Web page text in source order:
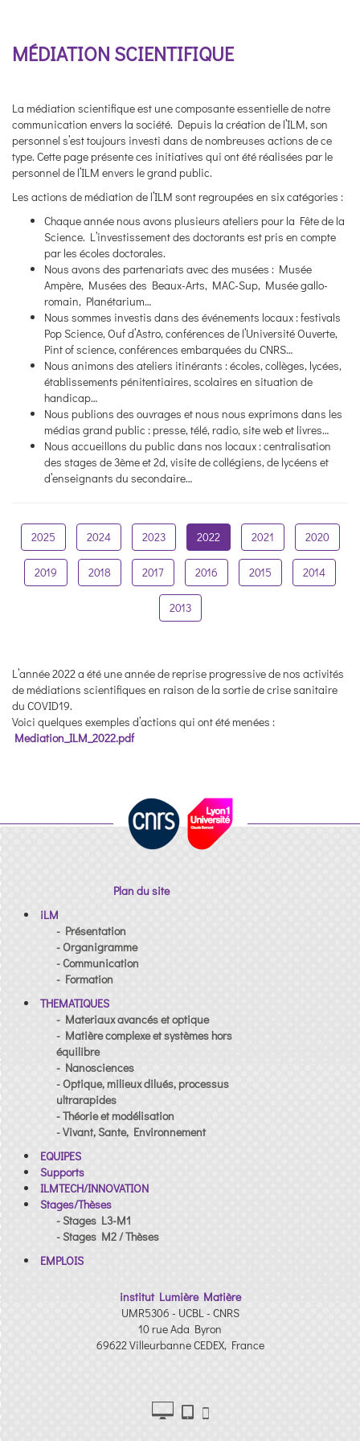
MÉDIATION SCIENTIFIQUE
La médiation scientifique est une composante essentielle de notre
communication envers la société. Depuis la création de l’ILM, son
personnel s’est toujours investi dans de nombreuses actions de ce
type. Cette page présente ces initiatives qui ont été réalisées par le
personnel de l’ILM envers le grand public.
Les actions de médiation de l’ILM sont regroupées en six catégories :
Chaque année nous avons plusieurs ateliers pour la Fête de la
Science. L’investissement des doctorants est pris en compte
par les écoles doctorales.
Nous avons des partenariats avec des musées : Musée
Ampère, Musées des Beaux-Arts, MAC-Sup, Musée gallo-
romain, Planétarium…
Nous sommes investis dans des événements locaux : festivals
Pop Science, Ouf d’Astro, conférences de l’Université Ouverte,
Pint of science, conférences embarquées du CNRS…
Nous animons des ateliers itinérants : écoles, collèges, lycées,
établissements pénitentiaires, scolaires en situation de
handicap…
Nous publions des ouvrages et nous nous exprimons dans les
médias grand public : presse, télé, radio, site web et livres…
Nous accueillons du public dans nos locaux : centralisation
des stages de 3ème et 2d, visite de collégiens, de lycéens et
d’enseignants du secondaire…
2025 2024 2023 2022 2021 2020
2019 2018 2017 2016 2015 2014
2013
L’année 2022 a été une année de reprise progressive de nos activités
de médiations scientifiques en raison de la sortie de crise sanitaire
du COVID19.
Voici quelques exemples d’actions qui ont été menées :
Mediation_ILM_2022.pdf
Plan du site
iLM
- Présentation
- Organigramme
- Communication
- Formation
THEMATIQUES
- Materiaux avancés et optique
- Matière complexe et systèmes hors
équilibre
- Nanosciences
- Optique, milieux dilués, processus
ultrarapides
- Théorie et modélisation
- Vivant, Sante, Environnement
EQUIPES
Supports
ILMTECH/INNOVATION
Stages/Thèses
- Stages L3-M1
- Stages M2 / Thèses
EMPLOIS
institut Lumière Matière
UMR5306 - UCBL - CNRS
10 rue Ada Byron
69622 Villeurbanne CEDEX, France